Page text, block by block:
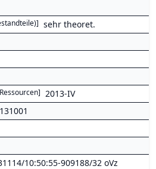
] sehr theoret.
] 2013-IV
10:50:55-909188/32 oVz